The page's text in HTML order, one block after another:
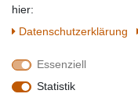
QUALITÄT
hier:
Daten­schutz­erklärung
Essenziell
Statistik